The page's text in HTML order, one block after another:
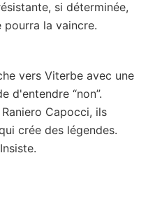
si déterminée,
pourra la vaincre.
vers Viterbe avec une
d'entendre “non”.
Capocci, ils
crée des légendes.